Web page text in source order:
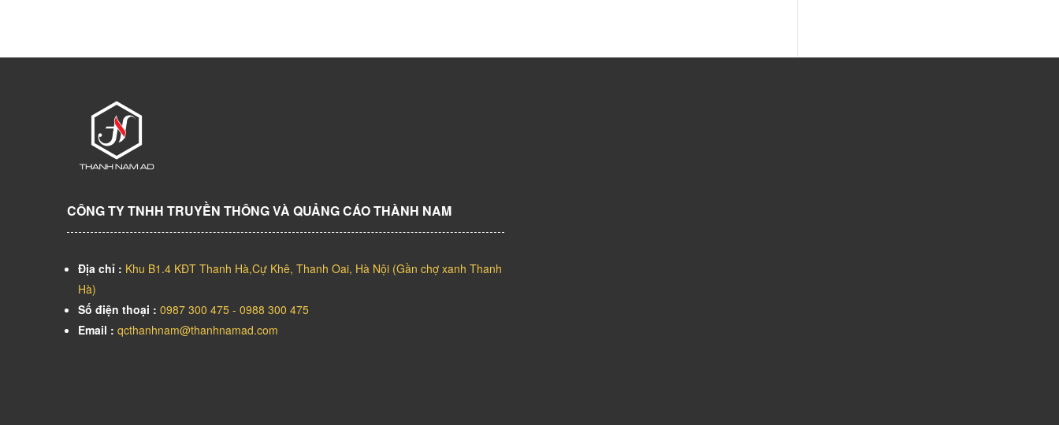
CÔNG TY TNHH TRUYỀN THÔNG VÀ QUẢNG CÁO THÀNH NAM
Địa chỉ : Khu B1.4 KĐT Thanh Hà,Cự Khê, Thanh Oai, Hà Nội (Gần chợ xanh Thanh
Hà)
Số điện thoại : 0987 300 475 - 0988 300 475
Email : qcthanhnam@thanhnamad.com